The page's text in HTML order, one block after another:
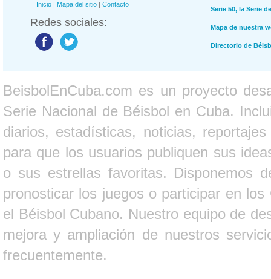
Inicio | Mapa del sitio | Contacto
Redes sociales:
Serie 50, la Serie
Mapa de nuestra
Directorio de
BeisbolEnCuba.com es un proyecto
Serie Nacional de Béisbol en Cuba.
diarios, estadísticas, noticias,
para que los usuarios publiquen sus
o sus estrellas favoritas. Disponemos
pronosticar los juegos o participar en
el Béisbol Cubano. Nuestro equipo de
mejora y ampliación de nuestros
frecuentemente.